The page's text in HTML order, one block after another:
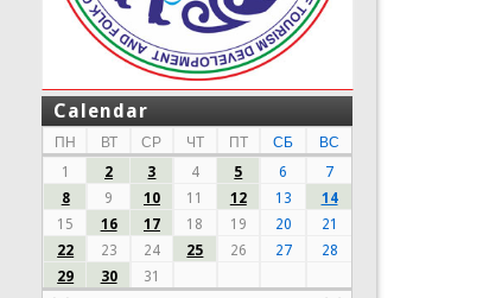
Calendar
ПН ВТ СР ЧТ ПТ СБ
ВС
1
2 3 4 5 6
7
8
9 10 11 12 13
14
15
16 17 18 19 20
21
22
23 24 25 26 27
28
29
30 31